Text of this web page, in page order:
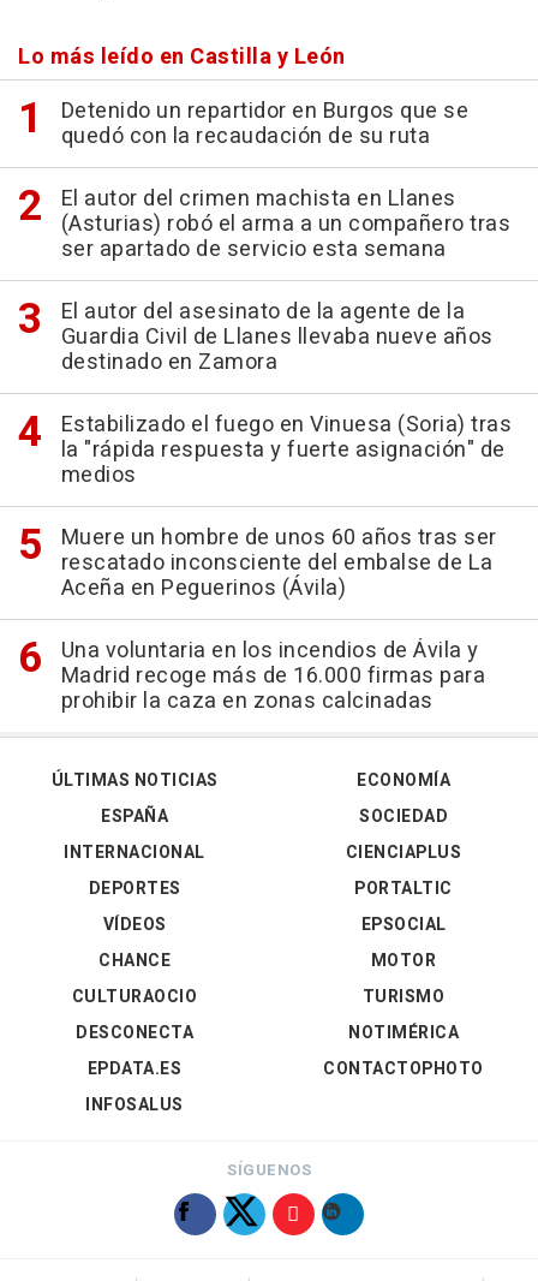
Lo más leído en Castilla y León
Detenido un repartidor en Burgos que se
quedó con la recaudación de su ruta
El autor del crimen machista en Llanes
(Asturias) robó el arma a un compañero tras
ser apartado de servicio esta semana
El autor del asesinato de la agente de la
Guardia Civil de Llanes llevaba nueve años
destinado en Zamora
Estabilizado el fuego en Vinuesa (Soria) tras
la "rápida respuesta y fuerte asignación" de
medios
Muere un hombre de unos 60 años tras ser
rescatado inconsciente del embalse de La
Aceña en Peguerinos (Ávila)
Una voluntaria en los incendios de Ávila y
Madrid recoge más de 16.000 firmas para
prohibir la caza en zonas calcinadas
ÚLTIMAS NOTICIAS
ESPAÑA
INTERNACIONAL
DEPORTES
VÍDEOS
ECONOMÍA
SOCIEDAD
CIENCIAPLUS
PORTALTIC
EPSOCIAL
CHANCE
CULTURAOCIO
DESCONECTA
EPDATA.ES
INFOSALUS
MOTOR
TURISMO
NOTIMÉRICA
CONTACTOPHOTO
SÍGUENOS